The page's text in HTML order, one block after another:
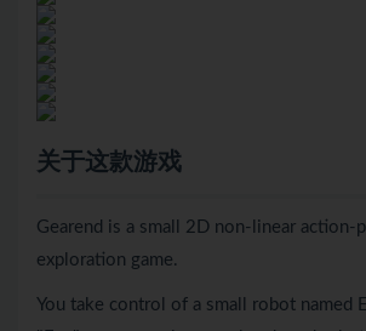
关于这款游戏
Gearend is a small 2D non-linear action-
exploration game.
You take control of a small robot named